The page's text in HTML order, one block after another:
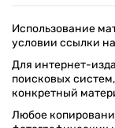
Использование
условии ссылки
Для интернет-
поисковых
конкретный
Любое